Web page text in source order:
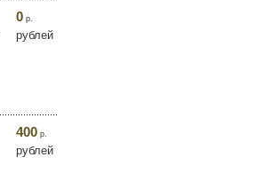
0 р.
рублей
400 р.
рублей